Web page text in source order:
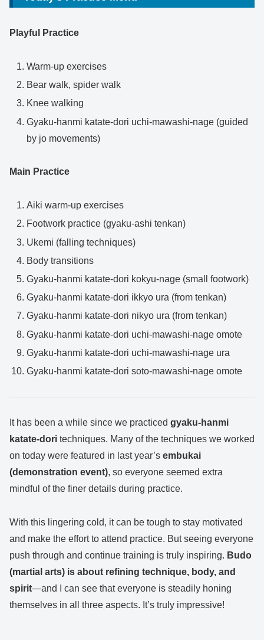
Playful Practice
Warm-up exercises
Bear walk, spider walk
Knee walking
Gyaku-hanmi katate-dori uchi-mawashi-nage (guided
by jo movements)
Main Practice
Aiki warm-up exercises
Footwork practice (gyaku-ashi tenkan)
Ukemi (falling techniques)
Body transitions
Gyaku-hanmi katate-dori kokyu-nage (small footwork)
Gyaku-hanmi katate-dori ikkyo ura (from tenkan)
Gyaku-hanmi katate-dori nikyo ura (from tenkan)
Gyaku-hanmi katate-dori uchi-mawashi-nage omote
Gyaku-hanmi katate-dori uchi-mawashi-nage ura
Gyaku-hanmi katate-dori soto-mawashi-nage omote
It has been a while since we practiced gyaku-hanmi
katate-dori techniques. Many of the techniques we worked
on today were featured in last year’s embukai
(demonstration event), so everyone seemed extra
mindful of the finer details during practice.
With this lingering cold, it can be tough to stay motivated
and make the effort to attend practice. But seeing everyone
push through and continue training is truly inspiring. Budo
(martial arts) is about refining technique, body, and
spirit—and I can see that everyone is steadily honing
themselves in all three aspects. It’s truly impressive!